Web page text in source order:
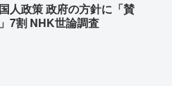
人政策 政府の方針に「賛
7割 NHK世論調査